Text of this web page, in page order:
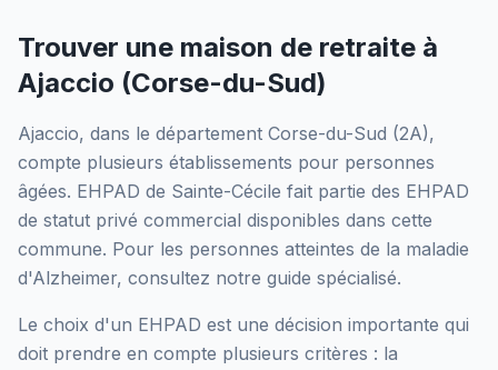
Trouver une maison de retraite à
Ajaccio (Corse-du-Sud)
Ajaccio, dans le département Corse-du-Sud (2A),
compte plusieurs établissements pour personnes
âgées. EHPAD de Sainte-Cécile fait partie des EHPAD
de statut privé commercial disponibles dans cette
commune. Pour les personnes atteintes de la maladie
d'Alzheimer, consultez notre guide spécialisé.
Le choix d'un EHPAD est une décision importante qui
doit prendre en compte plusieurs critères : la